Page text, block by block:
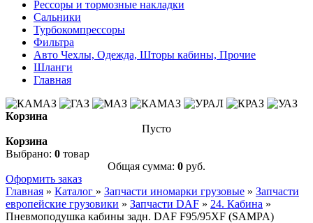
Рессоры и тормозные накладки
Сальники
Турбокомпрессоры
Фильтра
Авто Чехлы, Одежда, Шторы кабины, Прочие
Шланги
Главная
Корзина
Пусто
Корзина
Выбрано: 0 товар
Общая сумма: 0 руб.
Оформить заказ
Главная » Каталог » Запчасти иномарки грузовые » Запчасти
европейские грузовики » Запчасти DAF » 24. Кабина »
Пневмоподушка кабины задн. DAF F95/95XF (SAMPA)